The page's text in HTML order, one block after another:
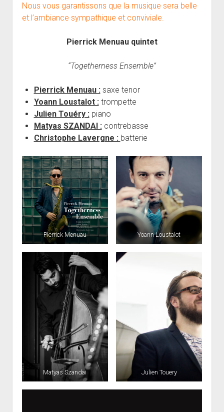
Nous vous garantissons que la musique sera belle
et l’ambiance sympathique et conviviale.
Pierrick Menuau quintet
“Togetherness Ensemble”
Pierrick Menuau : saxe tenor
Yoann Loustalot : trompette
Julien Touéry : piano
Matyas SZANDAI : contrebasse
Christophe Lavergne : batterie
Pierrick Menuau Yoann Loustalot
Matyas Szandai Julien Touery